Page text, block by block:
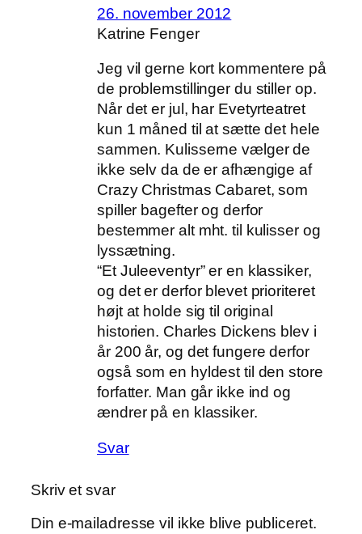
26. november 2012
Katrine Fenger
Jeg vil gerne kort kommentere på
de problemstillinger du stiller op.
Når det er jul, har Evetyrteatret
kun 1 måned til at sætte det hele
sammen. Kulisserne vælger de
ikke selv da de er afhængige af
Crazy Christmas Cabaret, som
spiller bagefter og derfor
bestemmer alt mht. til kulisser og
lyssætning.
“Et Juleeventyr” er en klassiker,
og det er derfor blevet prioriteret
højt at holde sig til original
historien. Charles Dickens blev i
år 200 år, og det fungere derfor
også som en hyldest til den store
forfatter. Man går ikke ind og
ændrer på en klassiker.
Svar
Skriv et svar
Din e-mailadresse vil ikke blive publiceret.